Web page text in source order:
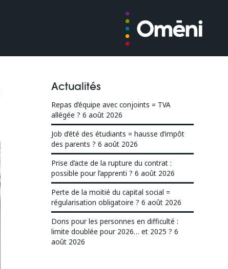
Actualités
Repas d’équipe avec conjoints = TVA
allégée ? 6 août 2026
Job d’été des étudiants = hausse d’impôt
des parents ? 6 août 2026
Prise d’acte de la rupture du contrat :
possible pour l’apprenti ? 6 août 2026
Perte de la moitié du capital social =
régularisation obligatoire ? 6 août 2026
Dons pour les personnes en difficulté :
limite doublée pour 2026… et 2025 ? 6
août 2026